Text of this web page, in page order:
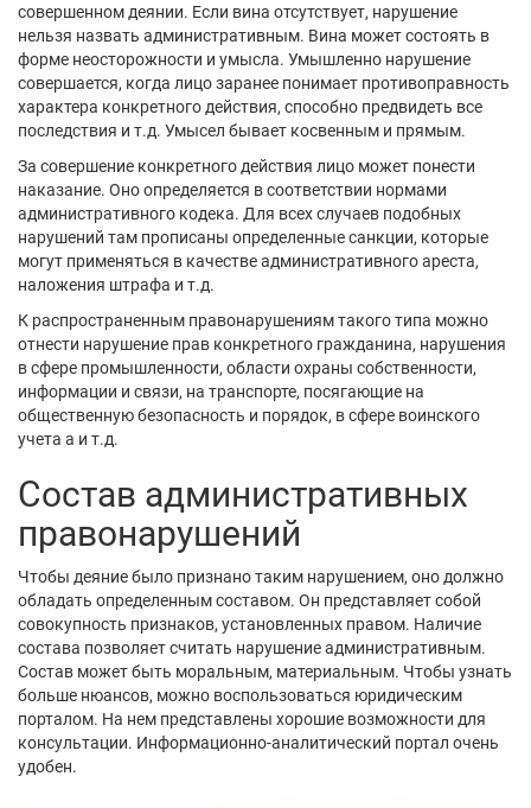
совершенном деянии. Если вина отсутствует, нарушение
нельзя назвать административным. Вина может состоять в
форме неосторожности и умысла. Умышленно нарушение
совершается, когда лицо заранее понимает противоправность
характера конкретного действия, способно предвидеть все
последствия и т.д. Умысел бывает косвенным и прямым.
За совершение конкретного действия лицо может понести
наказание. Оно определяется в соответствии нормами
административного кодека. Для всех случаев подобных
нарушений там прописаны определенные санкции, которые
могут применяться в качестве административного ареста,
наложения штрафа и т.д.
К распространенным правонарушениям такого типа можно
отнести нарушение прав конкретного гражданина, нарушения
в сфере промышленности, области охраны собственности,
информации и связи, на транспорте, посягающие на
общественную безопасность и порядок, в сфере воинского
учета а и т.д.
Состав административных
правонарушений
Чтобы деяние было признано таким нарушением, оно должно
обладать определенным составом. Он представляет собой
совокупность признаков, установленных правом. Наличие
состава позволяет считать нарушение административным.
Состав может быть моральным, материальным. Чтобы узнать
больше нюансов, можно воспользоваться юридическим
порталом. На нем представлены хорошие возможности для
консультации. Информационно-аналитический портал очень
удобен.